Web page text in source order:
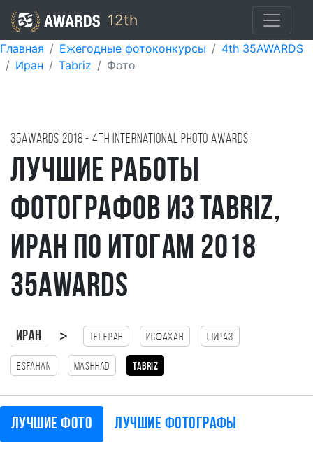
12th
Главная Ежегодные фотоконкурсы
4th 35AWARDS
Иран
Tabriz Фото
35AWARDS 2018 - 4TH international photo awards
Лучшие работы
фотографов из Tabriz,
Иран по итогам 2018
35AWARDS
Иран > Тегеран Исфахан Шираз
esfahan Mashhad Tabriz
Лучшие фото Лучшие фотографы